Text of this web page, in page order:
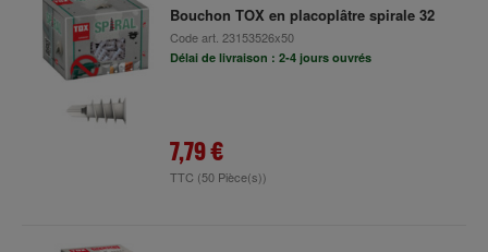
Bouchon TOX en placoplâtre spirale 32
Code art. 23153526x50
Délai de livraison : 2-4 jours ouvrés
7,79 €
TTC (50 Pièce(s))